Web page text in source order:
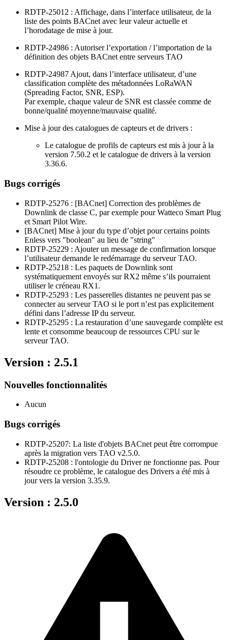
RDTP-25012 : Affichage, dans l’interface utilisateur, de la
liste des points BACnet avec leur valeur actuelle et
l’horodatage de mise à jour.
RDTP-24986 : Autoriser l’exportation / l’importation de la
définition des objets BACnet entre serveurs TAO
RDTP-24987 Ajout, dans l’interface utilisateur, d’une
classification complète des métadonnées LoRaWAN
(Spreading Factor, SNR, ESP).
Par exemple, chaque valeur de SNR est classée comme de
bonne/qualité moyenne/mauvaise qualité.
Mise à jour des catalogues de capteurs et de drivers :
Le catalogue de profils de capteurs est mis à jour à la
version 7.50.2 et le catalogue de drivers à la version
3.36.6.
Bugs corrigés
RDTP-25276 : [BACnet] Correction des problèmes de
Downlink de classe C, par exemple pour Watteco Smart Plug
et Smart Pilot Wire.
[BACnet] Mise à jour du type d’objet pour certains points
Enless vers "boolean" au lieu de "string"
RDTP-25229 : Ajouter un message de confirmation lorsque
l’utilisateur demande le redémarrage du serveur TAO.
RDTP-25218 : Les paquets de Downlink sont
systématiquement envoyés sur RX2 même s’ils pourraient
utiliser le créneau RX1.
RDTP-25293 : Les passerelles distantes ne peuvent pas se
connecter au serveur TAO si le port n’est pas explicitement
défini dans l’adresse IP du serveur.
RDTP-25295 : La restauration d’une sauvegarde complète est
lente et consomme beaucoup de ressources CPU sur le
serveur TAO.
Version : 2.5.1
Nouvelles fonctionnalités
Aucun
Bugs corrigés
RDTP-25207: La liste d'objets BACnet peut être corrompue
après la migration vers TAO v2.5.0.
RDTP-25208 : l'ontologie du Driver ne fonctionne pas. Pour
résoudre ce problème, le catalogue des Drivers a été mis à
jour vers la version 3.35.9.
Version : 2.5.0